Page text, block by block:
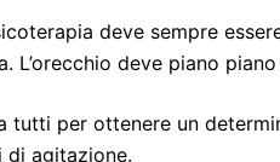
deve sempre
L’orecchio deve piano
tutti per ottenere un
di agitazione.